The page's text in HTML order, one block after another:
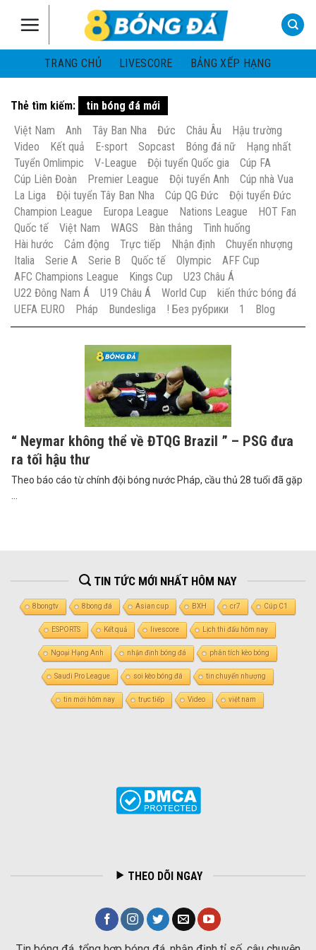
TRANG CHỦ
LIVESCORE BẢNG XẾP HẠNG
Thẻ tìm kiếm:
tin bóng đá mới
Việt Nam
Anh Tây Ban Nha Đức Châu Âu
Hậu trường
Video
Kết quả E-sport Sopcast Bóng đá nữ
Hạng nhất
Tuyển Omlimpic
V-League Đội tuyển Quốc gia
Cúp FA
Cúp Liên Đoàn
Premier League Đội tuyển Anh
Cúp nhà Vua
La Liga
Đội tuyển Tây Ban Nha Cúp QG Đức
Đội tuyển Đức
Champion League
Europa League Nations League
HOT Fan
Quốc tế
Việt Nam WAGS Bàn thắng
Tình huống
Hài hước
Cảm động Trực tiếp Nhận định
Chuyển nhượng
Italia
Serie A Serie B Quốc tế Olympic
AFF Cup
AFC Champions League
Kings Cup
U23 Châu Á
U22 Đông Nam Á
U19 Châu Á World Cup
kiến thức bóng đá
UEFA EURO
Pháp Bundesliga ! Без рубрики 1 Blog
“ Neymar không thể về ĐTQG Brazil ” – PSG đưa
ra tối hậu thư
Theo báo cáo từ chính đội bóng nước Pháp, cầu thủ 28 tuổi đã gặp
...
TIN TỨC MỚI NHẤT HÔM NAY
8bongtv 8bong đá Asian cup BXH cr7 Cúp C1
ESPORTS Kết quả livescore Lịch thi đấu hôm nay
Ngoại Hạng Anh nhận định bóng đá phân tích kèo bóng
Saudi Pro League soi kèo bóng đá tin chuyển nhượng
tin mới hôm nay trực tiếp Video việt nam
THEO DÕI NGAY